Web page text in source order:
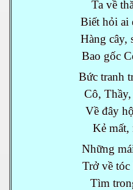
Ta về
Biết hỏi ai
Hàng cây,
Bao gốc
Bức tranh
Cô,
Về đây
Kẻ mất,
Những
Trở về
Tìm